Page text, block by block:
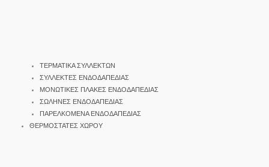
ΤΕΡΜΑΤΙΚΑ ΣΥΛΛΕΚΤΩΝ
ΣΥΛΛΕΚΤΕΣ ΕΝΔΟΔΑΠΕΔΙΑΣ
ΜΟΝΩΤΙΚΕΣ ΠΛΑΚΕΣ ΕΝΔΟΔΑΠΕΔΙΑΣ
ΣΩΛΗΝΕΣ ΕΝΔΟΔΑΠΕΔΙΑΣ
ΠΑΡΕΛΚΟΜΕΝΑ ΕΝΔΟΔΑΠΕΔΙΑΣ
ΘΕΡΜΟΣΤΑΤΕΣ ΧΩΡΟΥ